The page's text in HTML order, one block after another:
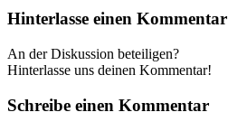
Hinterlasse einen Kommentar
An der Diskussion beteiligen?
Hinterlasse uns deinen Kommentar!
Schreibe einen Kommentar